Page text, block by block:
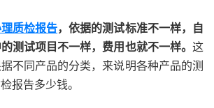
质检报告，依据的测试标准不一样，自
测试项目不一样，费用也就不一样。 这
不同产品的分类，来说明各种产品的测
报告多少钱。